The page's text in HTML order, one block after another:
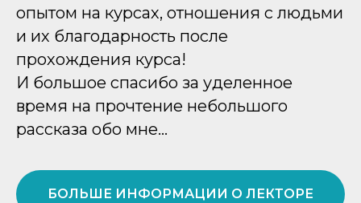
опытом на курсах, отношения с людьми
и их благодарность после
прохождения курса!
И большое спасибо за уделенное
время на прочтение небольшого
рассказа обо мне…
БОЛЬШЕ ИНФОРМАЦИИ О ЛЕКТОРЕ